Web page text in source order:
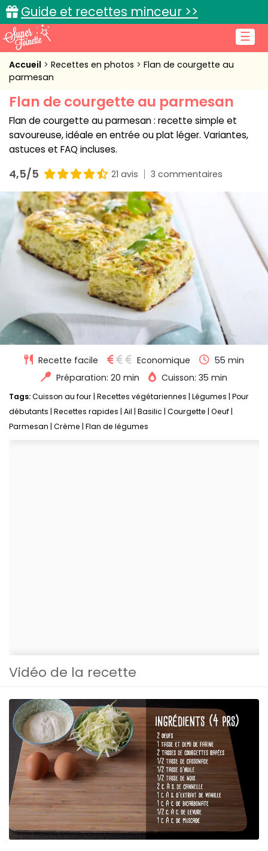
☰
Guide et recettes minceur >>
Accueil
Cuisine pratique
L'actu cuisine
Connexion
Accueil Recettes en photos
Flan de courgette au
parmesan
Flan de courgette au parmesan
Flan de courgette au parmesan : recette simple et
savoureuse, idéale en entrée ou plat léger. Variantes,
astuces et FAQ incluses.
4,5/5 21 avis 3 commentaires
Recette facile Economique
55 min
Préparation: 20 min
Cuisson: 35 min
Tags:Cuisson au four Recettes végétariennes Légumes Pour
débutants Recettes rapides Ail Basilic Courgette Oeuf
Parmesan Crème Flan de légumes
Vidéo de la recette